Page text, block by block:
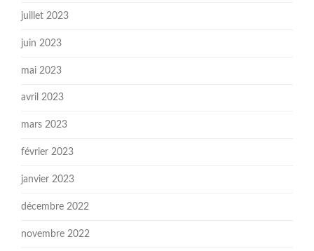
juillet 2023
juin 2023
mai 2023
avril 2023
mars 2023
février 2023
janvier 2023
décembre 2022
novembre 2022